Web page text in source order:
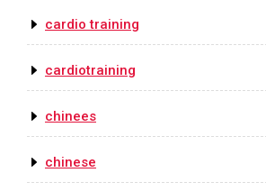
cardio training
cardiotraining
chinees
chinese